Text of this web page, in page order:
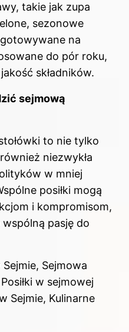
takie jak zupa
sezonowe
na
do pór roku,
składników.
sejmową
to nie tylko
niezwykła
w mniej
posiłki mogą
i kompromisom,
pasję do
Sejmowa
w sejmowej
Sejmie, Kulinarne